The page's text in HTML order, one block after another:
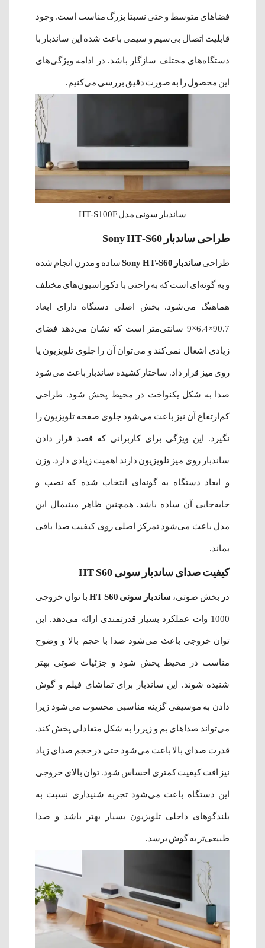
فضاهای متوسط و حتی نسبتا بزرگ مناسب است. وجود
قابلیت اتصال بی‌سیم و سیمی باعث شده این ساندبار با
دستگاه‌های مختلف سازگار باشد. در ادامه ویژگی‌های
این محصول را به صورت دقیق بررسی می‌کنیم.
ساندبار سونی مدل HT-S100F
طراحی ساندبار Sony HT-S60
طراحی ساندبار Sony HT-S60 ساده و مدرن انجام شده
و به گونه‌ای است که به راحتی با دکوراسیون‌های مختلف
هماهنگ می‌شود. بخش اصلی دستگاه دارای ابعاد
90.7×6.4×9 سانتی‌متر است که نشان می‌دهد فضای
زیادی اشغال نمی‌کند و می‌توان آن را جلوی تلویزیون یا
روی میز قرار داد. ساختار کشیده ساندبار باعث می‌شود
صدا به شکل یکنواخت در محیط پخش شود. طراحی
کم‌ارتفاع آن نیز باعث می‌شود جلوی صفحه تلویزیون را
نگیرد. این ویژگی برای کاربرانی که قصد قرار دادن
ساندبار روی میز تلویزیون دارند اهمیت زیادی دارد. وزن
و ابعاد دستگاه به گونه‌ای انتخاب شده که نصب و
جابه‌جایی آن ساده باشد. همچنین ظاهر مینیمال این
مدل باعث می‌شود تمرکز اصلی روی کیفیت صدا باقی
بماند.
کیفیت صدای ساندبار سونی HT S60
در بخش صوتی، ساندبار سونی HT S60 با توان خروجی
1000 وات عملکرد بسیار قدرتمندی ارائه می‌دهد. این
توان خروجی باعث می‌شود صدا با حجم بالا و وضوح
مناسب در محیط پخش شود و جزئیات صوتی بهتر
شنیده شوند. این ساندبار برای تماشای فیلم و گوش
دادن به موسیقی گزینه مناسبی محسوب می‌شود زیرا
می‌تواند صداهای بم و زیر را به شکل متعادلی پخش کند.
قدرت صدای بالا باعث می‌شود حتی در حجم صدای زیاد
نیز افت کیفیت کمتری احساس شود. توان بالای خروجی
این دستگاه باعث می‌شود تجربه شنیداری نسبت به
بلندگوهای داخلی تلویزیون بسیار بهتر باشد و صدا
طبیعی‌تر به گوش برسد.